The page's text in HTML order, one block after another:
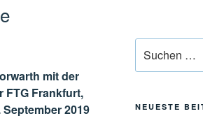
mit der
FTG Frankfurt,
2019
nach:
NEUESTE